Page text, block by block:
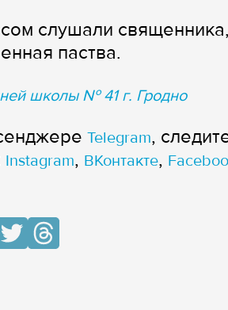
слушали
паства.
школы № 41 г. Гродно
Telegram,
Instagram, ВКонтакте,